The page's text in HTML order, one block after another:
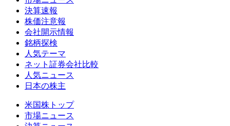
決算速報
株価注意報
会社開示情報
銘柄探検
人気テーマ
ネット証券会社比較
人気ニュース
日本の株主
米国株トップ
市場ニュース